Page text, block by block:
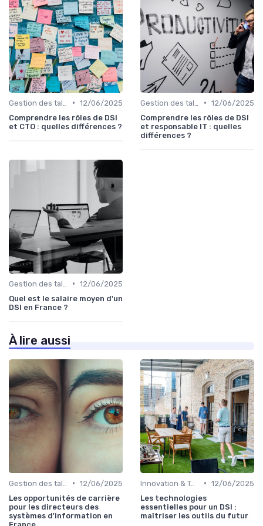
• 12/06/2025
Comprendre les rôles de DSI
et CTO : quelles différences ?
• 12/06/2025
Comprendre les rôles de DSI
et responsable IT : quelles
différences ?
• 12/06/2025
Quel est le salaire moyen d'un
DSI en France ?
À lire aussi
• 12/06/2025
Les opportunités de carrière
pour les directeurs des
systèmes d'information en
Innovation & Tendances • 12/06/2025
Les technologies
essentielles pour un DSI :
maîtriser les outils du futur